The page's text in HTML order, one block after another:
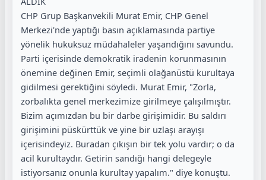
CHP Grup Başkanvekili Murat Emir, CHP Genel
Merkezi'nde yaptığı basın açıklamasında partiye
yönelik hukuksuz müdahaleler yaşandığını savundu.
Parti içerisinde demokratik iradenin korunmasının
önemine değinen Emir, seçimli olağanüstü kurultaya
gidilmesi gerektiğini söyledi. Murat Emir, "Zorla,
zorbalıkta genel merkezimize girilmeye çalışılmıştır.
Bizim açımızdan bu bir darbe girişimidir. Bu saldırı
girişimini püskürttük ve yine bir uzlaşı arayışı
içerisindeyiz. Buradan çıkışın bir tek yolu vardır; o da
acil kurultaydır. Getirin sandığı hangi delegeyle
istiyorsanız onunla kurultay yapalım." diye konuştu.